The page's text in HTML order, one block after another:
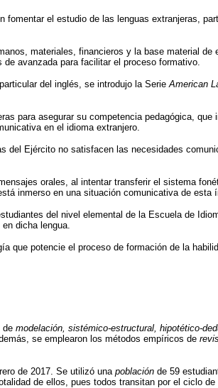
el estudio de las lenguas extranjeras,
materiales, financieros y la base material
avanzada para facilitar el proceso formativo.
del inglés, se introdujo la Serie American
para asegurar su competencia pedagógica,
en el idioma extranjero.
Ejército no satisfacen las necesidades
orales, al intentar transferir el sistema
inmerso en una situación comunicativa de esta
del nivel elemental de la Escuela de
dicha lengua.
que potencie el proceso de formación de la
de modelación, sistémico-estructural, hipotético-
se emplearon los métodos empíricos de
de 2017. Se utilizó una población de 59
de ellos, pues todos transitan por el ciclo de